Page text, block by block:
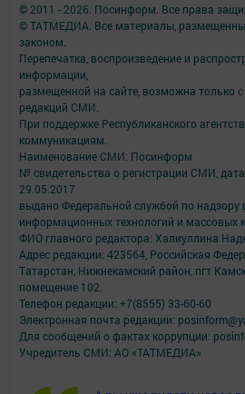
© 2011 - 2026. Посинформ. Все права
© ТАТМЕДИА. Все материалы,
законом.
Перепечатка, воспроизведение и
информации,
размещенной на сайте, возможна только
редакций СМИ.
При поддержке Республиканского
коммуникациям.
Наименование СМИ: Посинформ
№ свидетельства о регистрации СМИ,
29.05.2017
выдано Федеральной службой по надзору
информационных технологий и массовых
ФИО главного редактора: Халиуллина
Адрес редакции: 423564, Российская
Татарстан, Нижнекамский район, пгт
помещение 102.
Телефон редакции: +7(8555) 33-60-60
Электронная почта редакции:
Для сообщений о фактах коррупции:
Учредитель СМИ: АО «ТАТМЕДИА»
Антикоррупционная политика